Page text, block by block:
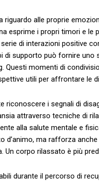
riguardo alle⁤ proprie
esprime i propri​ timori e le
di interazioni positive
di supporto può fornire uno
Questi momenti di
utili per affrontare ⁢le
riconoscere i segnali di
attraverso tecniche di
alla‌ salute mentale e
d’animo, ma rafforza
Un corpo rilassato è più
‌durante il percorso⁢ di